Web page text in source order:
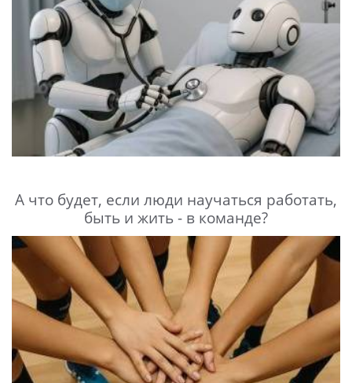
А что будет, если люди научаться работать,
быть и жить - в команде?